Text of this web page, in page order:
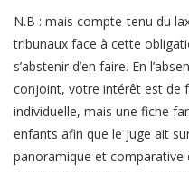
N.B : mais compte-tenu du
tribunaux face à cette
s’abstenir d’en faire. En
conjoint, votre intérêt est de
individuelle, mais une fiche
enfants afin que le juge ait
panoramique et comparative